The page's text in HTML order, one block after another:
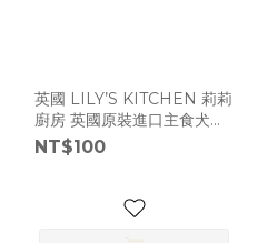
英國 LILY’S KITCHEN 莉莉
廚房 英國原裝進口主食犬餐
盒 - 皇家低脂燉罐(犬) 150g
[F2828]
NT$100